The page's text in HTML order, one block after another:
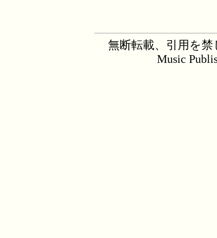
無断転載、引用を禁
Music